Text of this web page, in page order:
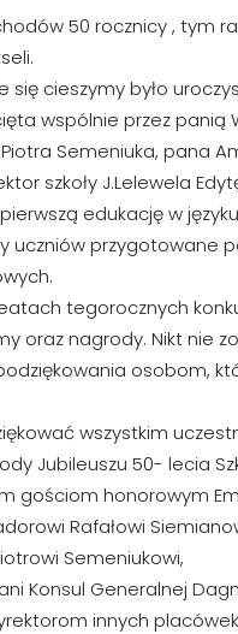
50 rocznicy , tym
cieszymy było
wspólnie przez panią
Semeniuka, pana
szkoły J.Lelewela
edukację w
uczniów przygotowane
tegorocznych
oraz nagrody. Nikt nie
osobom,
wszystkim
Jubileuszu 50- lecia
gościom honorowym
Rafałowi
Semeniukowi,
Konsul Generalnej
innych